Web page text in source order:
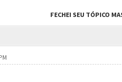
FECHEI SEU TÓPICO